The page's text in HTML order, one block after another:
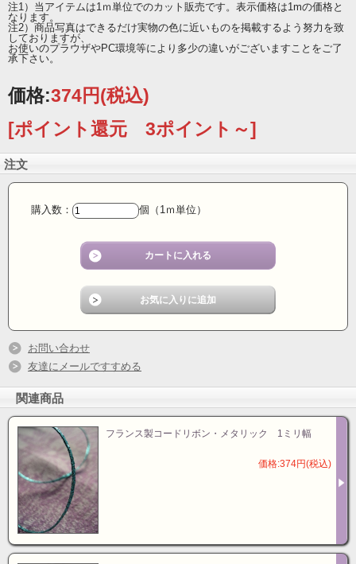
注1）当アイテムは1ｍ単位でのカット販売です。表示価格は1mの価格と
なります。
注2）商品写真はできるだけ実物の色に近いものを掲載するよう努力を致
しておりますが、
お使いのプラウザやPC環境等により多少の違いがございますことをご了
承下さい。
価格:374円(税込)
[ポイント還元 3ポイント～]
注文
購入数： 個（1ｍ単位）
お問い合わせ
友達にメールですすめる
関連商品
フランス製コードリボン・メタリック 1ミリ幅
価格:374円(税込)